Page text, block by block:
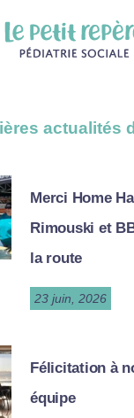
actualités
Merci Home
Rimouski et
la route
23 juin, 2026
Félicitation à
équipe